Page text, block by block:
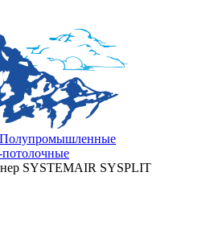
Полупромышленные
SYSTEMAIR SYSPLIT